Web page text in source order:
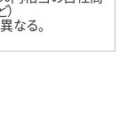
なる。